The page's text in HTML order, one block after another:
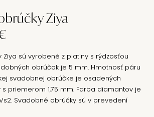
Ziya
sú vyrobené z platiny s rýdzosťou
obrúčok je 5 mm. Hmotnosť páru
svadobnej obrúčke je osadených
priemerom 1,75 mm. Farba diamantov je
Svadobné obrúčky sú v prevedení